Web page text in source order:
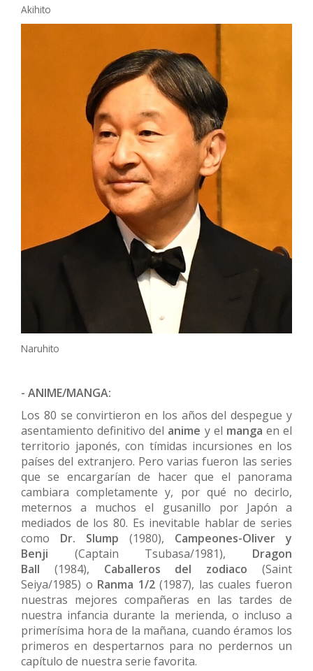
Akihito
Naruhito
- ANIME/MANGA:
Los 80 se convirtieron en los años del despegue y
asentamiento definitivo del anime y el manga en el
territorio japonés, con tímidas incursiones en los
países del extranjero. Pero varias fueron las series
que se encargarían de hacer que el panorama
cambiara completamente y, por qué no decirlo,
meternos a muchos el gusanillo por Japón a
mediados de los 80. Es inevitable hablar de series
como Dr. Slump (1980), Campeones-Oliver y
Benji (Captain Tsubasa/1981), Dragon
Ball (1984), Caballeros del zodiaco (Saint
Seiya/1985) o Ranma 1/2(1987), las cuales fueron
nuestras mejores compañeras en las tardes de
nuestra infancia durante la merienda, o incluso a
primerísima hora de la mañana, cuando éramos los
primeros en despertarnos para no perdernos un
capítulo de nuestra serie favorita.